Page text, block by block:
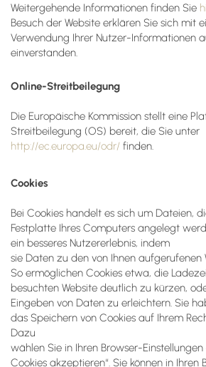
Weitergehende Informationen finden Sie
Besuch der Website erklären Sie sich mit
Verwendung Ihrer Nutzer-Informationen
einverstanden.
Online-Streitbeilegung
Die Europäische Kommission stellt eine
Streitbeilegung (OS) bereit, die Sie unter
http://ec.europa.eu/odr/ finden.
Cookies
Bei Cookies handelt es sich um Dateien,
Festplatte Ihres Computers angelegt
ein besseres Nutzererlebnis, indem
sie Daten zu den von Ihnen aufgerufenen
So ermöglichen Cookies etwa, die
besuchten Website deutlich zu kürzen,
Eingeben von Daten zu erleichtern. Sie
das Speichern von Cookies auf Ihrem
Dazu
wählen Sie in Ihren Browser-Einstellungen
Cookies akzeptieren“. Sie können in Ihren